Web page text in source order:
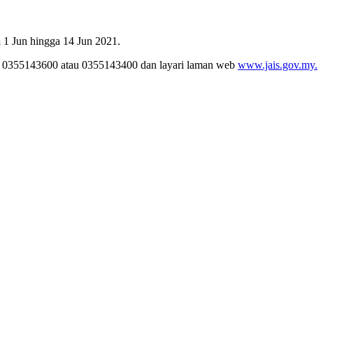
Jun hingga 14 Jun 2021.
atau 0355143400 dan layari laman web www.jais.gov.my.